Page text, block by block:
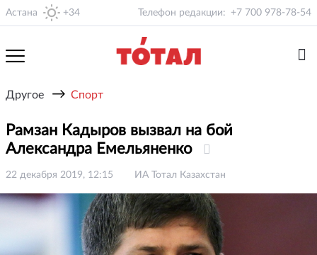
Астана +34 Телефон редакции: +7 700 978-78-54
Другое → Спорт
Рамзан Кадыров вызвал на бой
Александра Емельяненко
22 декабря 2019, 12:15 ИА Тотал Казахстан